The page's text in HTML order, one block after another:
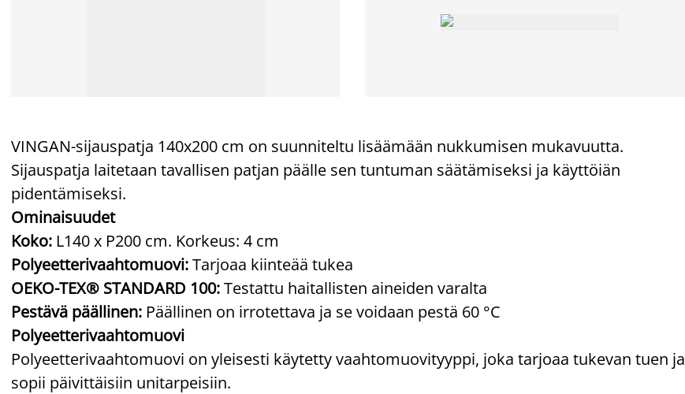
VINGAN-sijauspatja 140x200 cm on suunniteltu lisäämään nukkumisen mukavuutta.
Sijauspatja laitetaan tavallisen patjan päälle sen tuntuman säätämiseksi ja käyttöiän
pidentämiseksi.
Ominaisuudet
Koko: L140 x P200 cm. Korkeus: 4 cm
Polyeetterivaahtomuovi:Tarjoaa kiinteää tukea
OEKO-TEX® STANDARD 100:Testattu haitallisten aineiden varalta
Pestävä päällinen: Päällinen on irrotettava ja se voidaan pestä 60 °C
Polyeetterivaahtomuovi
Polyeetterivaahtomuovi on yleisesti käytetty vaahtomuovityyppi, joka tarjoaa tukevan tuen ja
sopii päivittäisiin unitarpeisiin.